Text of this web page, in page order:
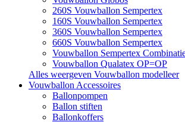
260S Vouwballon Sempertex
160S Vouwballon Sempertex
360S Vouwballon Sempertex
660S Vouwballon Sempertex
Vouwballon Sempertex
Vouwballon Qualatex OP=OP
Alles weergeven Vouwballon modelleer
Vouwballon Accessoires
Ballonpompen
Ballon stiften
Ballonkoffers